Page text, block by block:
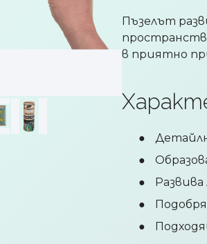
Пъзелът
в приятно